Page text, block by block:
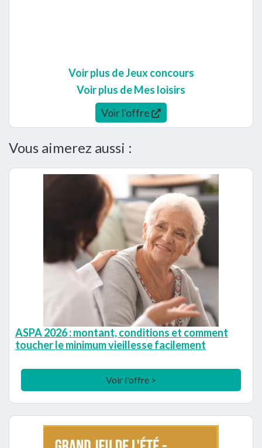
Voir plus de Jeux concours
Voir plus de Mes loisirs
Voir l'offre
Vous aimerez aussi :
ASPA 2026 : montant, conditions et comment
toucher le minimum vieillesse facilement
Voir l'offre >